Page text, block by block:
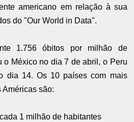
americano em relação à sua
do "Our World in Data".
1.756 óbitos por milhão de
o México no dia 7 de abril, o Peru
dia 14. Os 10 países com mais
são:
1 milhão de habitantes